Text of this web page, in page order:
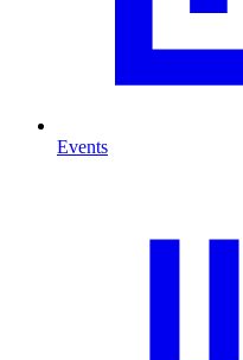
Events